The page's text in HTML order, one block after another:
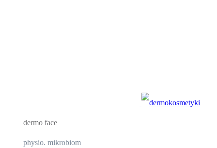
dermo face
physio. mikrobiom